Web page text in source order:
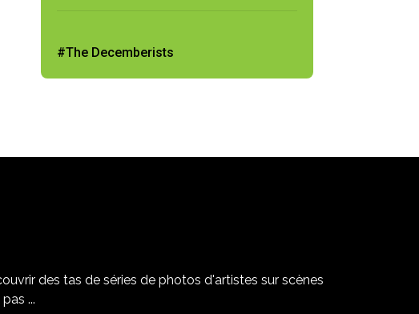
#The Decemberists
des tas de séries de photos d'artistes sur scènes
...